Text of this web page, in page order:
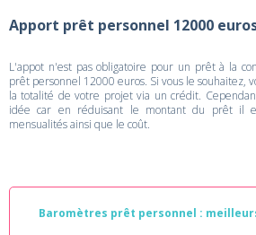
Apport prêt personnel 12000
L'appot n'est pas obligatoire pour un prêt à la
prêt personnel 12000 euros. Si vous le souhaitez,
la totalité de votre projet via un crédit.
idée car en réduisant le montant du prêt il
mensualités ainsi que le coût.
Baromètres prêt personnel :